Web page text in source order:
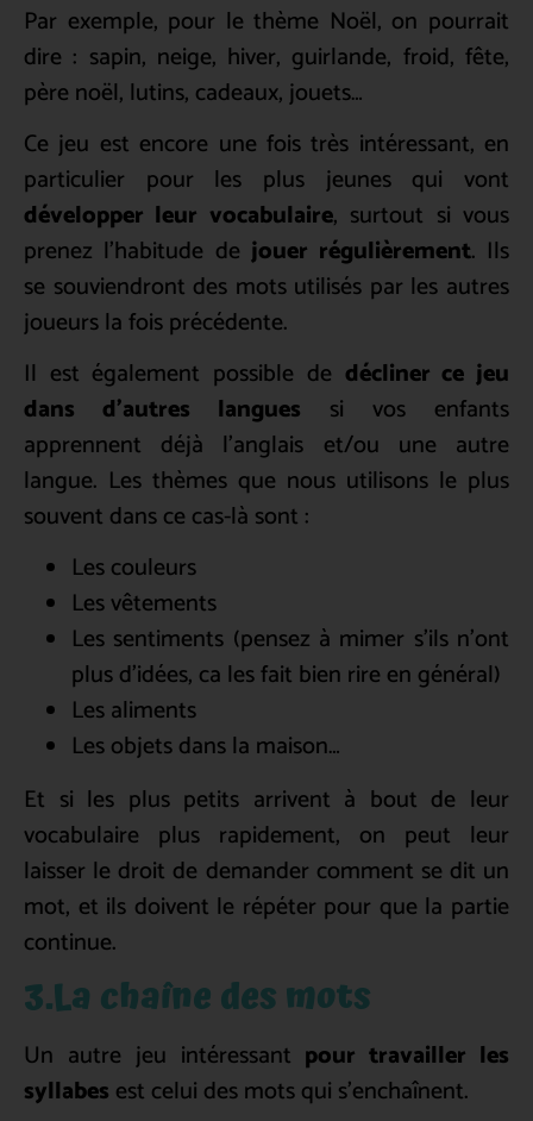
Par exemple, pour le thème Noël, on pourrait
dire : sapin, neige, hiver, guirlande, froid, fête,
père noël, lutins, cadeaux, jouets…
Ce jeu est encore une fois très intéressant, en
particulier pour les plus jeunes qui vont
développer leur vocabulaire, surtout si vous
prenez l’habitude dejouer régulièrement. Ils
se souviendront des mots utilisés par les autres
joueurs la fois précédente.
Il est également possible de décliner ce jeu
dans d’autres langues si vos enfants
apprennent déjà l’anglais et/ou une autre
langue. Les thèmes que nous utilisons le plus
souvent dans ce cas-là sont :
Les couleurs
Les vêtements
Les sentiments (pensez à mimer s’ils n’ont
plus d’idées, ca les fait bien rire en général)
Les aliments
Les objets dans la maison…
Et si les plus petits arrivent à bout de leur
vocabulaire plus rapidement, on peut leur
laisser le droit de demander comment se dit un
mot, et ils doivent le répéter pour que la partie
continue.
3.La chaîne des mots
Un autre jeu intéressant pour travailler les
syllabes est celui des mots qui s’enchaînent.